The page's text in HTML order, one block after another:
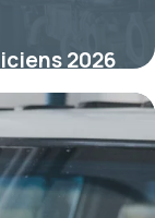
2026